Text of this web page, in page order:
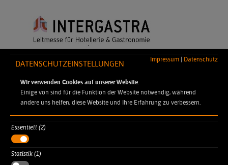
Impressum | Datenschutz
DATENSCHUTZEINSTELLUNGEN
Wir verwenden Cookies auf unserer Website.
Einige von sind für die Funktion der Website notwendig, während
andere uns helfen, diese Website und Ihre Erfahrung zu verbessern.
Essentiell (2)
Statistik (1)
DYNAMIC PROFESSIONAL
Robert-Koch-Straße 7